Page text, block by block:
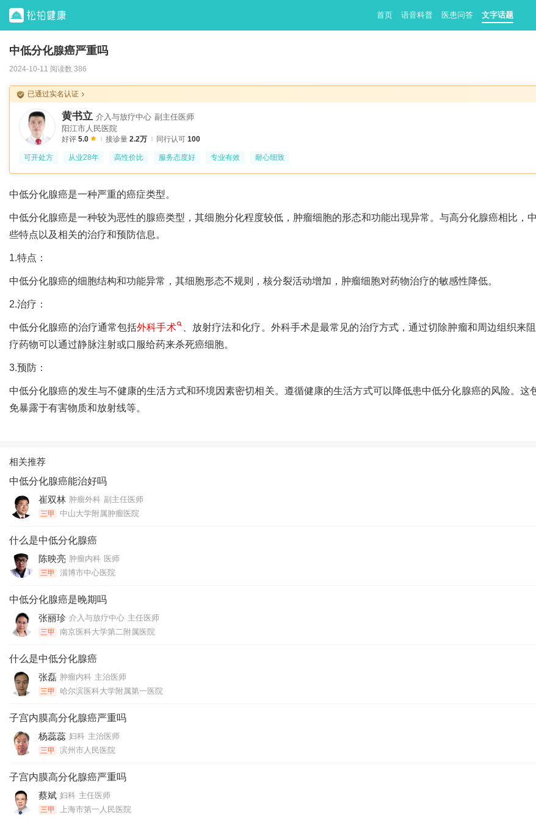
首页 语音科普 医患问答 文字话题
中低分化腺癌严重吗
2024-10-11 阅读数 386
已通过实名认证
黄书立 介入与放疗中心 副主任医师
阳江市人民医院
好评 5.0 接诊量 2.2万 同行认可 100
可开处方 从业28年 高性价比 服务态度好 专业有效 耐心细致
中低分化腺癌是一种严重的癌症类型。
中低分化腺癌是一种较为恶性的腺癌类型，其细胞分化程度较低，肿瘤细胞的形态和功能出现异常。与高分化腺癌相比，
些特点以及相关的治疗和预防信息。
1.特点：
中低分化腺癌的细胞结构和功能异常，其细胞形态不规则，核分裂活动增加，肿瘤细胞对药物治疗的敏感性降低。
2.治疗：
中低分化腺癌的治疗通常包括外科手术
、放射疗法和化疗。外科手术是最常见的治疗方式，通过切除肿瘤和周边组织
疗药物可以通过静脉注射或口服给药来杀死癌细胞。
3.预防：
中低分化腺癌的发生与不健康的生活方式和环境因素密切相关。遵循健康的生活方式可以降低患中低分化腺癌的风险。
免暴露于有害物质和放射线等。
相关推荐
中低分化腺癌能治好吗
崔双林 肿瘤外科 副主任医师
三甲 中山大学附属肿瘤医院
什么是中低分化腺癌
陈映亮 肿瘤内科 医师
三甲 淄博市中心医院
中低分化腺癌是晚期吗
张丽珍 介入与放疗中心 主任医师
三甲 南京医科大学第二附属医院
什么是中低分化腺癌
张磊 肿瘤内科 主治医师
三甲 哈尔滨医科大学附属第一医院
子宫内膜高分化腺癌严重吗
杨蕊蕊 妇科 主治医师
三甲 滨州市人民医院
子宫内膜高分化腺癌严重吗
蔡斌 妇科 主任医师
三甲 上海市第一人民医院